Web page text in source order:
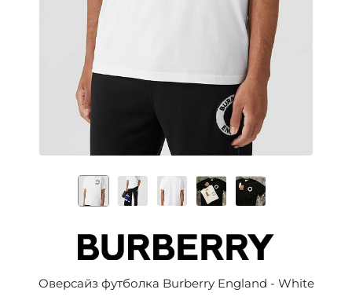
Оверсайз футболка Burberry England - White